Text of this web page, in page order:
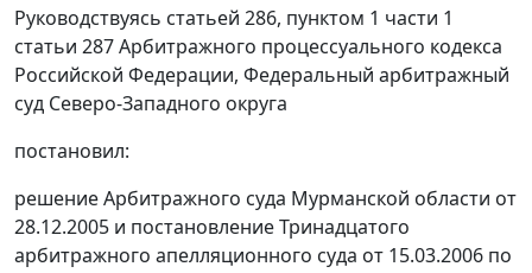
Руководствуясь статьей 286, пунктом 1 части 1
статьи 287Арбитражного процессуального кодекса
Российской Федерации, Федеральный арбитражный
суд Северо-Западного округа
постановил:
решение Арбитражного суда Мурманской области от
28.12.2005 и постановление Тринадцатого
арбитражного апелляционного суда от 15.03.2006 по